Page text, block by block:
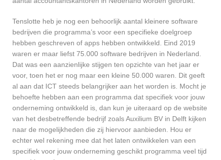
Tenslotte heb je nog een behoorlijk aantal kleinere software
bedrijven die programma’s voor een specifieke doelgroep
hebben geschreven of apps hebben ontwikkeld. Eind 2019
waren er maar liefst 75.000 software bedrijven in Nederland.
Dat was een aanzienlijke stijgen ten opzichte van het jaar er
voor, toen het er nog maar een kleine 50.000 waren. Dit geeft
al aan dat ICT steeds belangrijker aan het worden is. Mocht je
behoefte hebben aan een programma dat specifiek voor jouw
onderneming ontwikkeld is, dan kun je uiteraard op de website
van het desbetreffende bedrijf zoals Auxilium BV in Delft kijken
naar de mogelijkheden die zij hiervoor aanbieden. Hou er
echter wel rekening mee dat het laten ontwikkelen van een
specifiek voor jouw onderneming geschikt programma veel tijd